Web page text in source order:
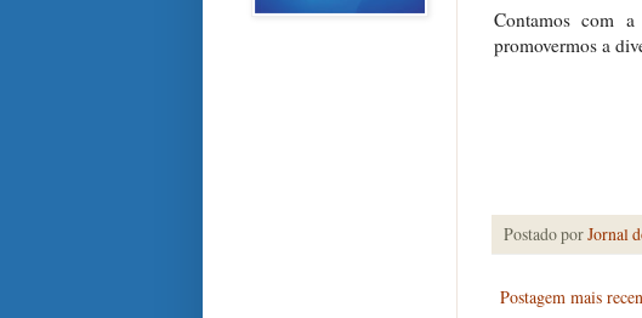
Contamos com
promovermos a
Postado porJornal
Postagem mais